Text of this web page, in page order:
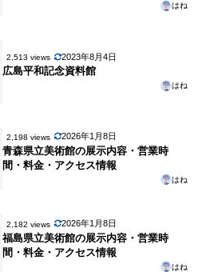
はね
2,513 views 2023年8月4日
広島平和記念資料館
はね
2,198 views 2026年1月8日
青森県立美術館の展示内容・営業時
間・料金・アクセス情報
はね
2,182 views 2026年1月8日
福島県立美術館の展示内容・営業時
間・料金・アクセス情報
はね